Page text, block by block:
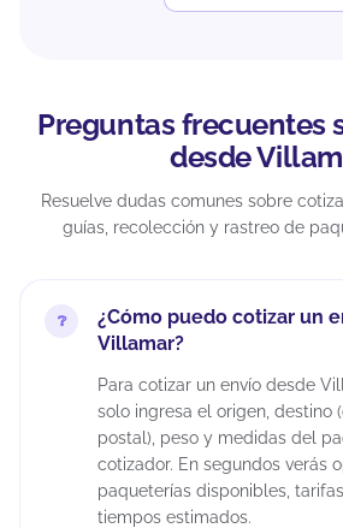
Preguntas frecuentes
desde
Resuelve dudas comunes sobre
guías, recolección y rastreo de
¿Cómo puedo cotizar un
Villamar?
Para cotizar un envío desde
solo ingresa el origen, destino
postal), peso y medidas del
cotizador. En segundos verás
paqueterías disponibles,
tiempos estimados.